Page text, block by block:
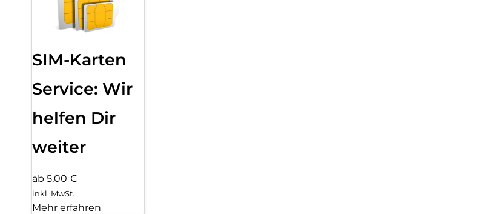
SIM-Karten
Service: Wir
helfen Dir
weiter
ab 5,00 €
inkl. MwSt.
Mehr erfahren